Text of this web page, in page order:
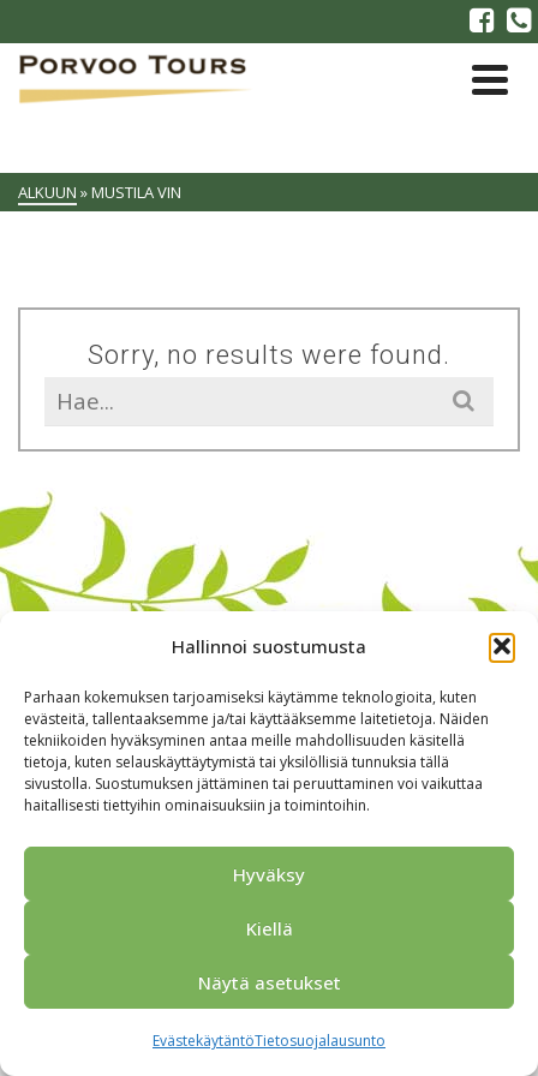
Hallinnoi suostumusta
Parhaan kokemuksen tarjoamiseksi käytämme teknologioita, kuten
evästeitä, tallentaaksemme ja/tai käyttääksemme laitetietoja. Näiden
tekniikoiden hyväksyminen antaa meille mahdollisuuden käsitellä
tietoja, kuten selauskäyttäytymistä tai yksilöllisiä tunnuksia tällä
sivustolla. Suostumuksen jättäminen tai peruuttaminen voi vaikuttaa
haitallisesti tiettyihin ominaisuuksiin ja toimintoihin.
Hyväksy
Kiellä
Näytä asetukset
EvästekäytäntöTietosuojalausunto
ALKUUN »MUSTILA VIN
Sorry, no results were found.
Search
for:
Alkuun Ryhmille Kokous & Ohjelmat
Yhteistyökumppanit
Tarjouspyyntö
Anna palautetta
Tietosuojaseloste
© 2026 Porvoo Tours - matkanjärjestäjä / FPW